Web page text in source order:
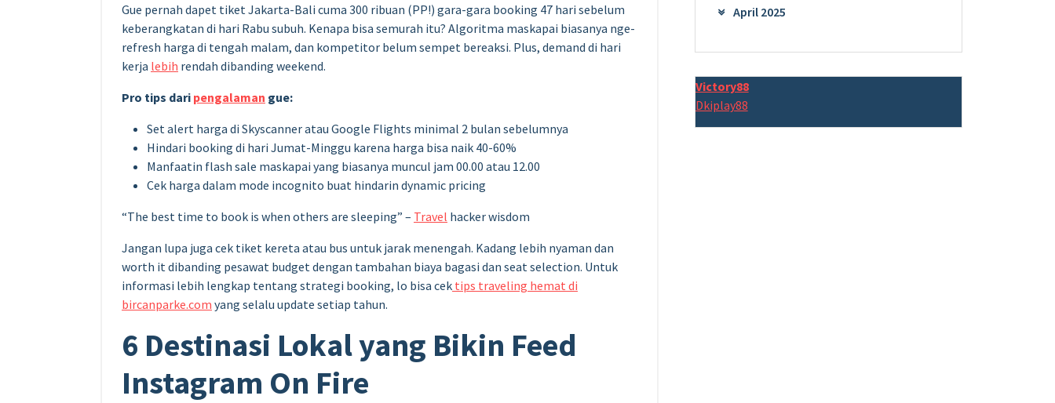
Gue pernah dapet tiket Jakarta-Bali cuma 300 ribuan (PP!) gara-gara booking 47 hari sebelum
keberangkatan di hari Rabu subuh. Kenapa bisa semurah itu? Algoritma maskapai biasanya nge-
refresh harga di tengah malam, dan kompetitor belum sempet bereaksi. Plus, demand di hari
kerja lebih rendah dibanding weekend.
Pro tips dari pengalaman gue:
Set alert harga di Skyscanner atau Google Flights minimal 2 bulan sebelumnya
Hindari booking di hari Jumat-Minggu karena harga bisa naik 40-60%
Manfaatin flash sale maskapai yang biasanya muncul jam 00.00 atau 12.00
Cek harga dalam mode incognito buat hindarin dynamic pricing
“The best time to book is when others are sleeping” – Travel hacker wisdom
Jangan lupa juga cek tiket kereta atau bus untuk jarak menengah. Kadang lebih nyaman dan
worth it dibanding pesawat budget dengan tambahan biaya bagasi dan seat selection. Untuk
informasi lebih lengkap tentang strategi booking, lo bisa cek tips traveling hemat di
bircanparke.com yang selalu update setiap tahun.
6 Destinasi Lokal yang Bikin Feed
Instagram On Fire
April 2025
Victory88
Dkiplay88